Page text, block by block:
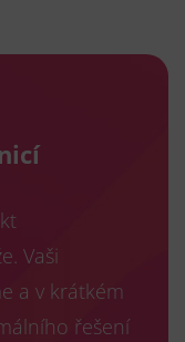
Vaši
a v krátkém
řešení